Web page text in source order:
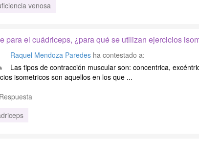
venosa
para el cuádriceps, ¿para qué se utilizan ejercicios
Raquel Mendoza Paredes ha contestado a:
Las tipos de contracción muscular son: concentrica,
isometricos son aquellos en los que ...
Respuesta